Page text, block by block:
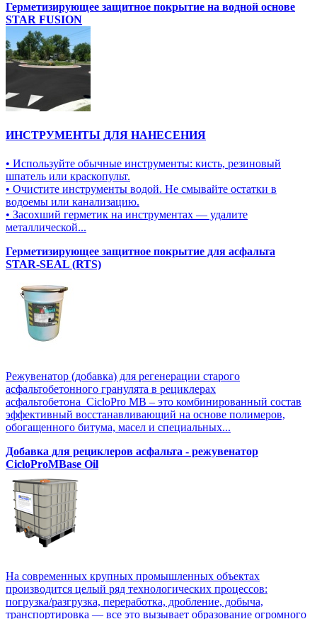
Герметизирующее защитное покрытие на водной основе
STAR FUSION
ИНСТРУМЕНТЫ ДЛЯ НАНЕСЕНИЯ
• Используйте обычные инструменты: кисть, резиновый
шпатель или краскопульт.
• Очистите инструменты водой. Не смывайте остатки в
водоемы или канализацию.
• Засохший герметик на инструментах — удалите
металлической...
Герметизирующее защитное покрытие для асфальта
STAR-SEAL (RTS)
Режувенатор (добавка) для регенерации старого
асфальтобетонного гранулята в рециклерах
асфальтобетона CicloPro MB – это комбинированный состав
эффективный восстанавливающий на основе полимеров,
обогащенного битума, масел и специальных...
Добавка для рециклеров асфальта - режувенатор
CicloProMBase Oil
На современных крупных промышленных объектах
производится целый ряд технологических процессов:
погрузка/разгрузка, переработка, дробление, добыча,
транспортировка — все это вызывает образование огромного